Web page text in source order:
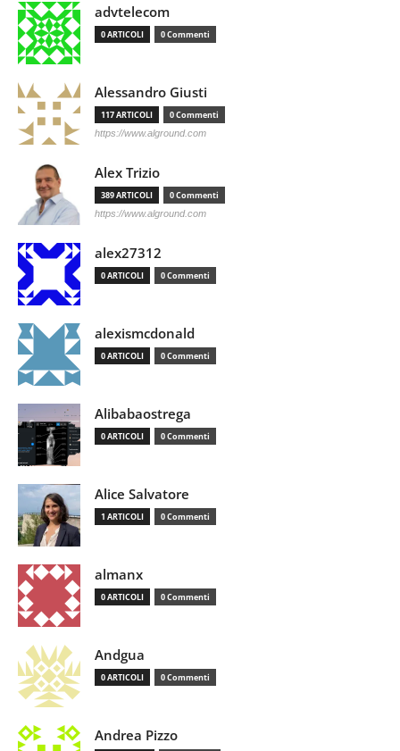
advtelecom
0 ARTICOLI 0 Commenti
Alessandro Giusti
117 ARTICOLI 0 Commenti
https://www.alground.com
Alex Trizio
389 ARTICOLI 0 Commenti
https://www.alground.com
alex27312
0 ARTICOLI 0 Commenti
alexismcdonald
0 ARTICOLI 0 Commenti
Alibabaostrega
0 ARTICOLI 0 Commenti
Alice Salvatore
1 ARTICOLI 0 Commenti
almanx
0 ARTICOLI 0 Commenti
Andgua
0 ARTICOLI 0 Commenti
Andrea Pizzo